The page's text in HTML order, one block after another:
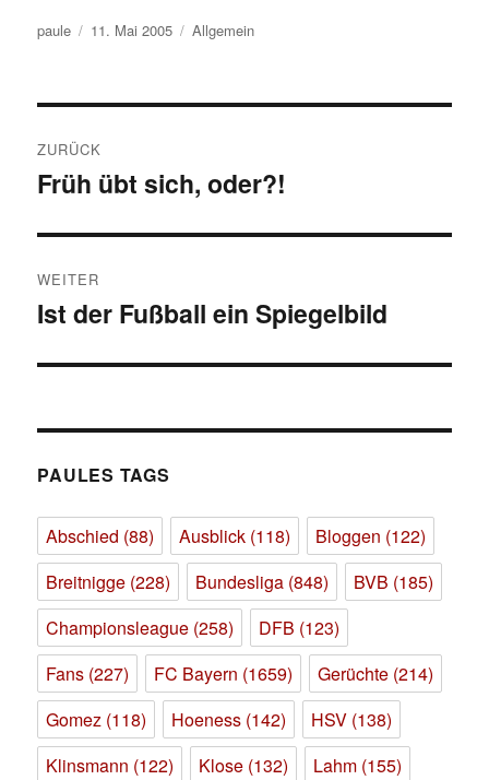
Autor
paule
Veröffentlicht
11. Mai 2005 Kategorien
Allgemein
ZURÜCK
Vorheriger
Früh übt sich, oder?!
WEITER
Nächster
Ist der Fußball ein Spiegelbild
PAULES TAGS
Abschied (88) Ausblick (118) Bloggen (122)
Breitnigge (228) Bundesliga (848) BVB (185)
Championsleague (258) DFB (123)
Fans (227) FC Bayern (1659) Gerüchte (214)
Gomez (118) Hoeness (142) HSV (138)
Klinsmann (122) Klose (132) Lahm (155)